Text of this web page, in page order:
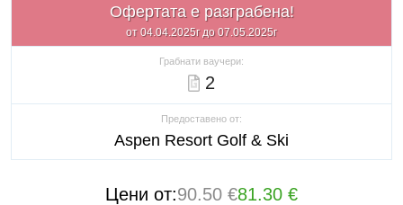
Офертата е разграбена!
от 04.04.2025г до 07.05.2025г
Грабнати ваучери:
2
Предоставено от:
Aspen Resort Golf & Ski
Цени от:90.50 €81.30 €